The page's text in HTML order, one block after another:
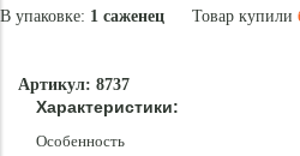
В упаковке: 1 саженец Товар купили
Артикул: 8737
Характеристики:
Особенность